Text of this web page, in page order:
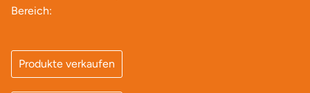
Bereich:
Produkte verkaufen
Oder-Spree
Osnabrück